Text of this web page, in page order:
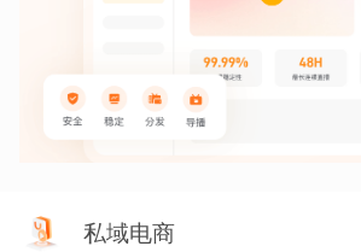
私域电商